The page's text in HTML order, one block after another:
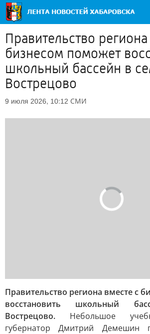
Правительство
бизнесом поможет
школьный бассейн в
Вострецово
9 июля 2026, 10:12 СМИ
Правительство региона вместе с
восстановить школьный
Вострецово. Небольшое
губернатор Дмитрий Демешин